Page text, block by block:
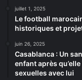
juillet 1, 2025
Le football
historiques et
juin 26, 2025
Casablanca : Un
enfant après
sexuelles avec lui